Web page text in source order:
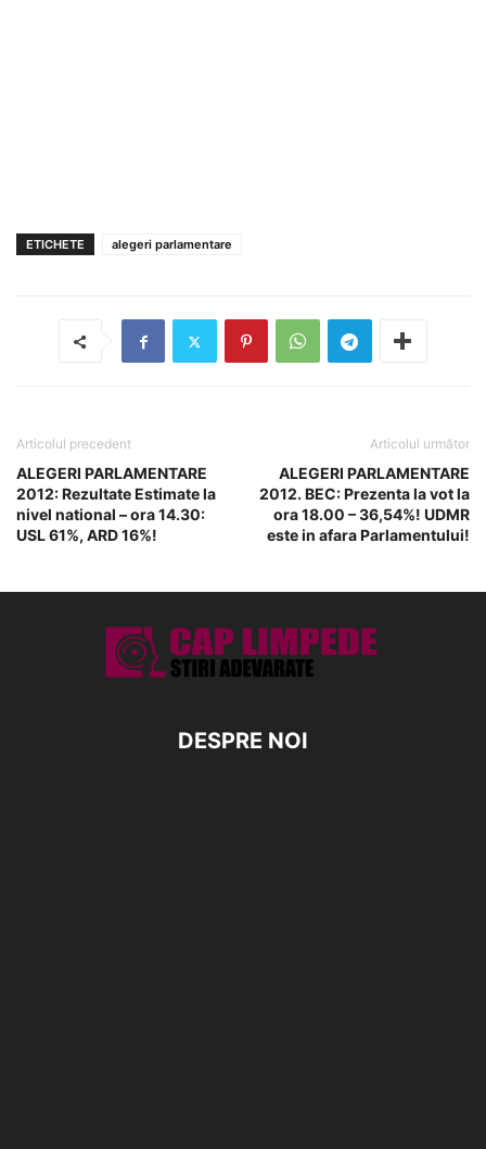
ETICHETE alegeri parlamentare
Articolul precedent
ALEGERI PARLAMENTARE
2012: Rezultate Estimate la
nivel national – ora 14.30:
USL 61%, ARD 16%!
Articolul următor
ALEGERI PARLAMENTARE
2012. BEC: Prezenta la vot la
ora 18.00 – 36,54%! UDMR
este in afara Parlamentului!
DESPRE NOI